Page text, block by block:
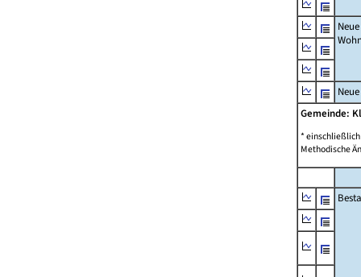
Neue
Gemeinde:
*
Methodische